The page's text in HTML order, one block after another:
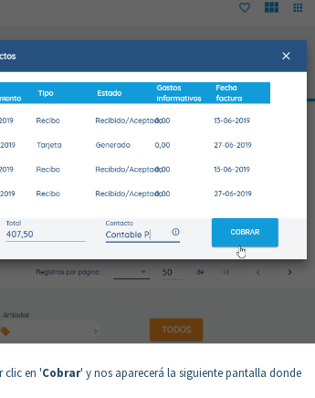
clic en 'Cobrar' y nos aparecerá la siguiente pantalla donde